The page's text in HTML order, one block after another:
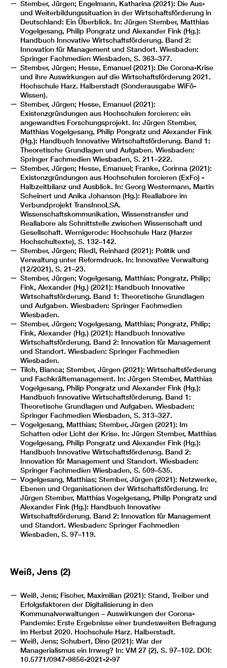
Stember, Jürgen; Engelmann, Katharina (2021): Die Aus-
und Weiterbildungssituation in der Wirtschaftsförderung in
Deutschland: Ein Überblick. In: Jürgen Stember, Matthias
Vogelgesang, Philip Pongratz und Alexander Fink (Hg.):
Handbuch Innovative Wirtschaftsförderung. Band 2:
Innovation für Management und Standort. Wiesbaden:
Springer Fachmedien Wiesbaden, S. 363–377.
Stember, Jürgen; Hesse, Emanuel (2021): Die Corona-Krise
und ihre Auswirkungen auf die Wirtschaftsförderung 2021.
Hochschule Harz. Halberstadt (Sonderausgabe WiFö-
Wissen).
Stember, Jürgen; Hesse, Emanuel (2021):
Existenzgründungen aus Hochschulen forcieren: ein
angewandtes Forschungsprojekt. In: Jürgen Stember,
Matthias Vogelgesang, Philip Pongratz und Alexander Fink
(Hg.): Handbuch Innovative Wirtschaftsförderung. Band 1:
Theoretische Grundlagen und Aufgaben. Wiesbaden:
Springer Fachmedien Wiesbaden, S. 211–222.
Stember, Jürgen; Hesse, Emanuel; Franke, Corinna (2021):
Existenzgründungen aus Hochschulen forcieren (ExFo) -
Halbzeitbilanz und Ausblick. In: Georg Westermann, Martin
Scheinert und Anika Johanson (Hg.): Reallabore im
Verbundprojekt TransInnoLSA.
Wissenschaftskommunikation, Wissenstransfer und
Reallabore als Schnittstelle zwischen Wissenschaft und
Gesellschaft. Wernigerode: Hochschule Harz (Harzer
Hochschultexte), S. 132–142.
Stember, Jürgen; Riedl, Reinhard (2021): Politik und
Verwaltung unter Reformdruck. In: Innovative Verwaltung
(12/2021), S. 21–23.
Stember, Jürgen; Vogelgesang, Matthias; Pongratz, Philip;
Fink, Alexander (Hg.) (2021): Handbuch Innovative
Wirtschaftsförderung. Band 1: Theoretische Grundlagen
und Aufgaben. Wiesbaden: Springer Fachmedien
Wiesbaden.
Stember, Jürgen; Vogelgesang, Matthias; Pongratz, Philip;
Fink, Alexander (Hg.) (2021): Handbuch Innovative
Wirtschaftsförderung. Band 2: Innovation für Management
und Standort. Wiesbaden: Springer Fachmedien
Wiesbaden.
Tilch, Bianca; Stember, Jürgen (2021): Wirtschaftsförderung
und Fachkräftemanagement. In: Jürgen Stember, Matthias
Vogelgesang, Philip Pongratz und Alexander Fink (Hg.):
Handbuch Innovative Wirtschaftsförderung. Band 1:
Theoretische Grundlagen und Aufgaben. Wiesbaden:
Springer Fachmedien Wiesbaden, S. 313–327.
Vogelgesang, Matthias; Stember, Jürgen (2021): Im
Schatten oder Licht der Krise. In: Jürgen Stember, Matthias
Vogelgesang, Philip Pongratz und Alexander Fink (Hg.):
Handbuch Innovative Wirtschaftsförderung. Band 2:
Innovation für Management und Standort. Wiesbaden:
Springer Fachmedien Wiesbaden, S. 509–535.
Vogelgesang, Matthias; Stember, Jürgen (2021): Netzwerke,
Ebenen und Organisationen der Wirtschaftsförderung. In:
Jürgen Stember, Matthias Vogelgesang, Philip Pongratz und
Alexander Fink (Hg.): Handbuch Innovative
Wirtschaftsförderung. Band 2: Innovation für Management
und Standort. Wiesbaden: Springer Fachmedien
Wiesbaden, S. 97–119.
Weiß, Jens (2)
Weiß, Jens; Fischer, Maximilian (2021): Stand, Treiber und
Erfolgsfaktoren der Digitalisierung in den
Kommunalverwaltungen – Auswirkungen der Corona-
Pandemie: Erste Ergebnisse einer bundesweiten Befragung
im Herbst 2020. Hochschule Harz. Halberstadt.
Weiß, Jens; Schubert, Dino (2021): War der
Managerialismus ein Irrweg? In: VM 27 (2), S. 97–102. DOI:
10.5771/0947-9856-2021-2-97